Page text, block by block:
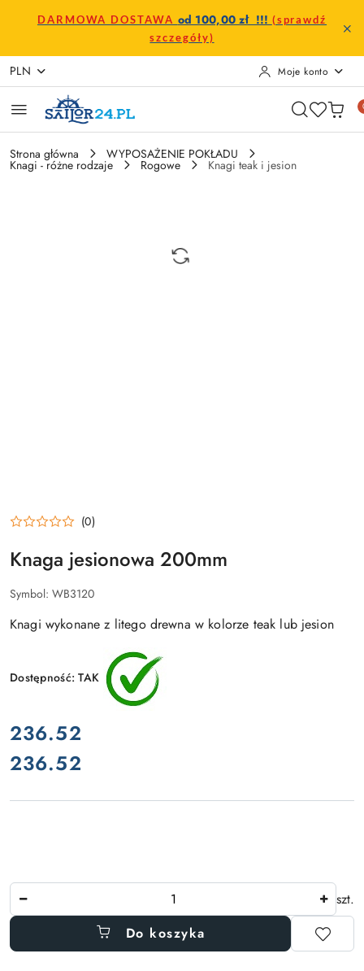
Przejdź do treści głównej
Przejdź do wyszukiwarki
Przejdź do moje konto
Przejdź do menu głównego
Przejdź do opisu produktu
Przejdź do stopki
DARMOWA DOSTAWA od 100,00 zł !!! (sprawdź
szczegóły)
PLN Moje konto
Strona główna WYPOSAŻENIE POKŁADU
Knagi - różne rodzaje Rogowe Knagi teak i jesion
(0)
Knaga jesionowa 200mm
Symbol: WB3120
Knagi wykonane z litego drewna w kolorze teak lub jesion
Dostępność:TAK
cena:
236.52
Cena:
236.52
szt.
Do koszyka